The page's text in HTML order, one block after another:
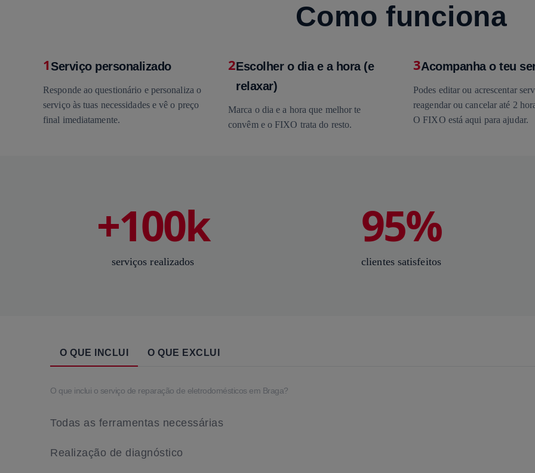
Como funciona
1Serviço personalizado
Responde ao questionário e personaliza o
serviço às tuas necessidades e vê o preço
final imediatamente.
2Escolher o dia e a hora (e
relaxar)
Marca o dia e a hora que melhor te
convêm e o FIXO trata do resto.
3Acompanha o teu
Podes editar ou acrescentar
reagendar ou cancelar até 2
O FIXO está aqui para ajudar.
+100k
serviços realizados
95%
clientes satisfeitos
O QUE INCLUI O QUE EXCLUI
O que inclui o serviço de reparação de eletrodomésticos em Braga?
Todas as ferramentas necessárias
Realização de diagnóstico